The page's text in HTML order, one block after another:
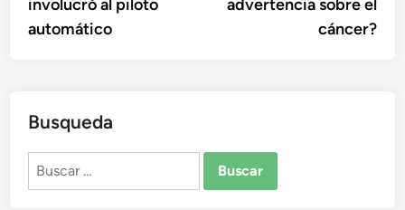
involucró al piloto
automático
advertencia sobre el
cáncer?
Busqueda
Buscar: